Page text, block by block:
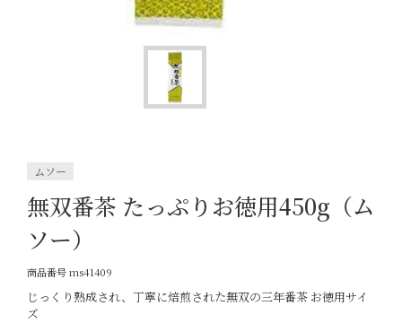
ムソー
無双番茶 たっぷりお徳用450g（ム
ソー）
商品番号ms41409
じっくり熟成され、丁寧に焙煎された無双の三年番茶 お徳用サイ
ズ